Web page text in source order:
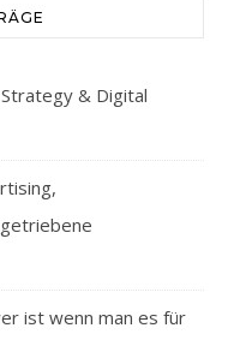
& Digital
ist wenn man es für